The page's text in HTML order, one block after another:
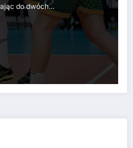
do dwóch…